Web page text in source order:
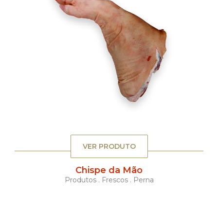
VER PRODUTO
Chispe da Mão
Produtos . Frescos . Perna